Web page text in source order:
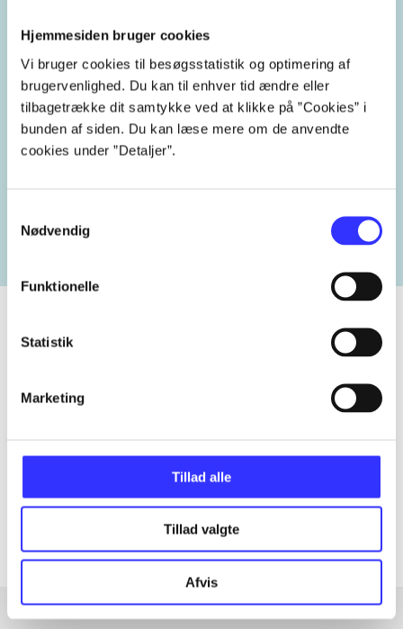
Hjemmesiden bruger cookies
Vi bruger cookies til besøgsstatistik og optimering af
brugervenlighed. Du kan til enhver tid ændre eller
tilbagetrække dit samtykke ved at klikke på ”Cookies” i
bunden af siden. Du kan læse mere om de anvendte
cookies under ”Detaljer”.
Nødvendig
Funktionelle
Statistik
Marketing
Tillad alle
Tillad valgte
Afvis
hjælpemidler teknologi
Artiklen er en del af
Artiklerne ihandler ofte om